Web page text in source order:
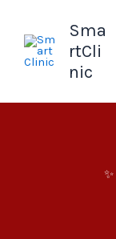
treści
Sma
rtCli
nic